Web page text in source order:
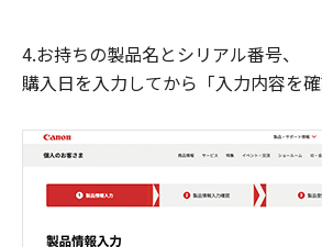
4.お持ちの製品名とシリアル番号、
購入日を入力してから「入力内容を